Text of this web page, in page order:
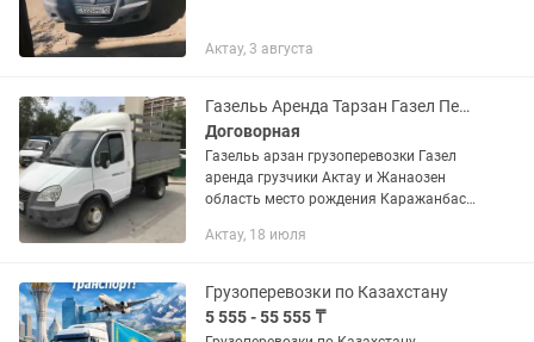
Актау, 3 августа
Газельь Аренда Тарзан Газел Перевозки по Актау Мангистау область дешево
Договорная
Газельь арзан грузоперевозки Газел
аренда грузчики Актау и Жанаозен
область место рождения Каражанбас
Актау, 18 июля
Грузоперевозки по Казахстану
5 555 - 55 555 ₸